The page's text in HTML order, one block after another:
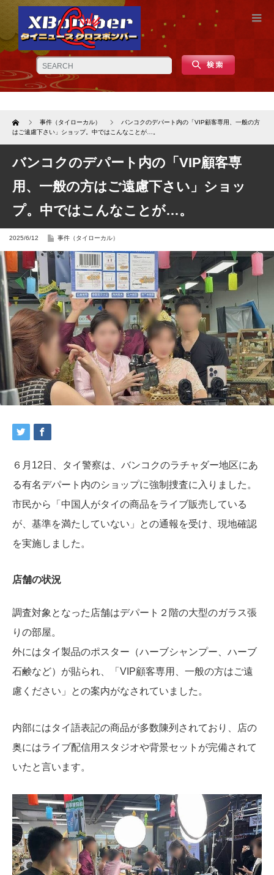
Home 事件（タイローカル）
バンコクのデパート内の「VIP顧客専用、一般の方
はご遠慮下さい」ショップ。中ではこんなことが…。
バンコクのデパート内の「VIP顧客専
用、一般の方はご遠慮下さい」ショッ
プ。中ではこんなことが…。
2025/6/12 事件（タイローカル）
６月12日、タイ警察は、バンコクのラチャダー地区にあ
る有名デパート内のショップに強制捜査に入りました。
市民から「中国人がタイの商品をライブ販売している
が、基準を満たしていない」との通報を受け、現地確認
を実施しました。
店舗の状況
調査対象となった店舗はデパート２階の大型のガラス張
りの部屋。
外にはタイ製品のポスター（ハーブシャンプー、ハーブ
石鹸など）が貼られ、「VIP顧客専用、一般の方はご遠
慮ください」との案内がなされていました。
内部にはタイ語表記の商品が多数陳列されており、店の
奥にはライブ配信用スタジオや背景セットが完備されて
いたと言います。